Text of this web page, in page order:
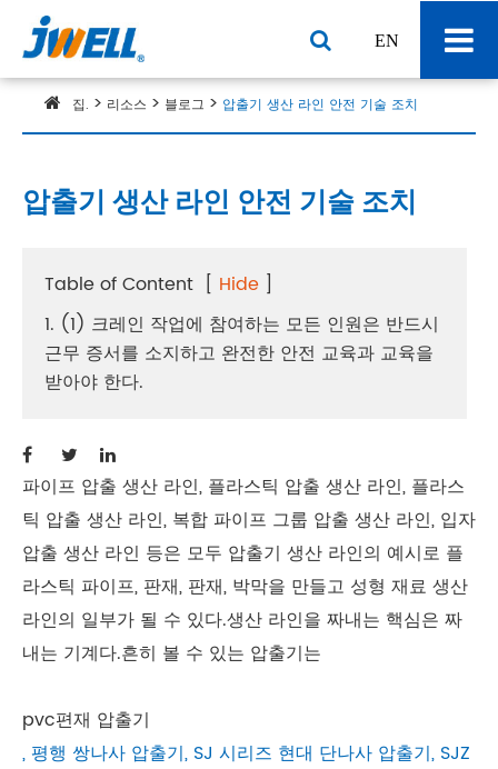
EN
집. 리소스 블로그 압출기 생산 라인 안전 기술 조치
압출기 생산 라인 안전 기술 조치
Table of Content [ Hide ]
1. (1) 크레인 작업에 참여하는 모든 인원은 반드시
근무 증서를 소지하고 완전한 안전 교육과 교육을
받아야 한다.
파이프 압출 생산 라인, 플라스틱 압출 생산 라인, 플라스
틱 압출 생산 라인, 복합 파이프 그룹 압출 생산 라인, 입자
압출 생산 라인 등은 모두 압출기 생산 라인의 예시로 플
라스틱 파이프, 판재, 판재, 박막을 만들고 성형 재료 생산
라인의 일부가 될 수 있다.생산 라인을 짜내는 핵심은 짜
내는 기계다.흔히 볼 수 있는 압출기는
pvc편재 압출기
, 평행 쌍나사 압출기, SJ 시리즈 현대 단나사 압출기, SJZ